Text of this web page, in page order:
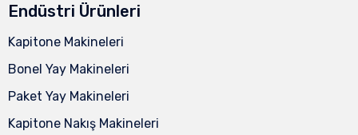
Endüstri Ürünleri
Kapitone Makineleri
Bonel Yay Makineleri
Paket Yay Makineleri
Kapitone Nakış Makineleri